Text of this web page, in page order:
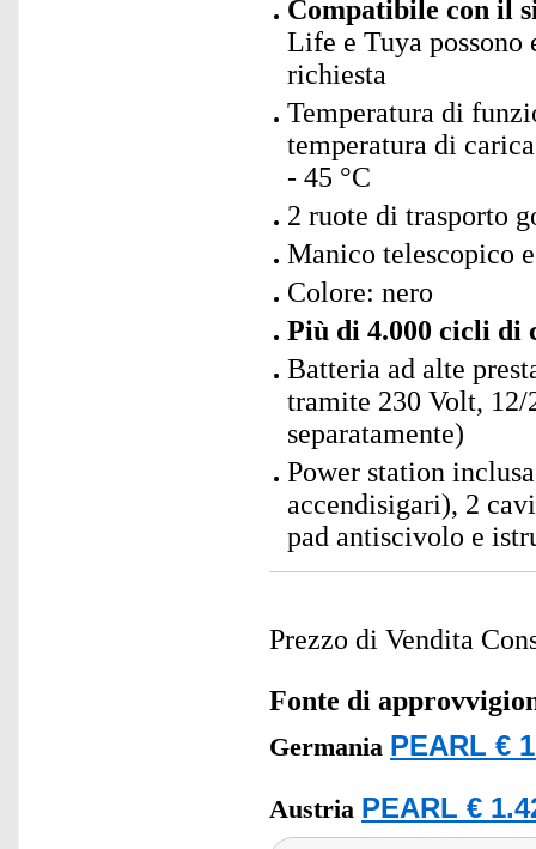
Compatibile con il
Life e Tuya possono
richiesta
Temperatura di
temperatura di
- 45 °C
2 ruote di trasporto
Manico telescopico
Colore: nero
Più di 4.000 cicli di
Batteria ad alte
tramite 230 Volt, 12/
separatamente)
Power station
accendisigari), 2
pad antiscivolo e
Prezzo di Vendita
Fonte di
Germania PEARL €
Austria PEARL €